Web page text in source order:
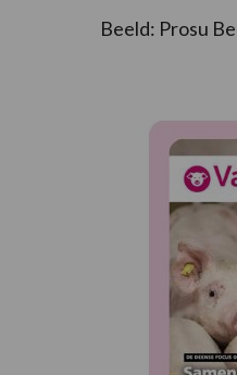
Beeld: Prosu